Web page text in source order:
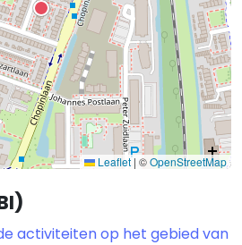
Leaflet | ©OpenStreetMap
activiteiten op het gebied van